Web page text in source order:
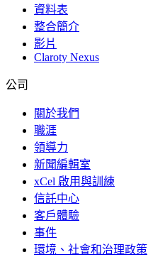
資料表
整合簡介
影片
Claroty Nexus
公司
關於我們
職涯
領導力
新聞編輯室
xCel 啟用與訓練
信託中心
客戶體驗
事件
環境、社會和治理政策